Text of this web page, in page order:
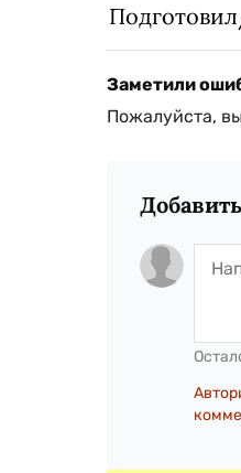
Заметили
Пожалуйста,